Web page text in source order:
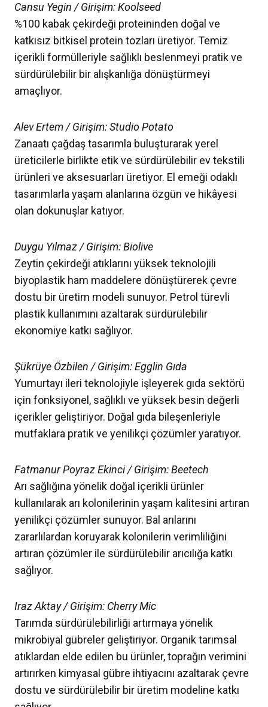
Cansu Yegin / Girişim: Koolseed
%100 kabak çekirdeği proteininden doğal ve
katkısız bitkisel protein tozları üretiyor. Temiz
içerikli formülleriyle sağlıklı beslenmeyi pratik ve
sürdürülebilir bir alışkanlığa dönüştürmeyi
amaçlıyor.
Alev Ertem / Girişim: Studio Potato
Zanaatı çağdaş tasarımla buluşturarak yerel
üreticilerle birlikte etik ve sürdürülebilir ev tekstili
ürünleri ve aksesuarları üretiyor. El emeği odaklı
tasarımlarla yaşam alanlarına özgün ve hikâyesi
olan dokunuşlar katıyor.
Duygu Yılmaz / Girişim: Biolive
Zeytin çekirdeği atıklarını yüksek teknolojili
biyoplastik ham maddelere dönüştürerek çevre
dostu bir üretim modeli sunuyor. Petrol türevli
plastik kullanımını azaltarak sürdürülebilir
ekonomiye katkı sağlıyor.
Şükrüye Özbilen / Girişim: Egglin Gıda
Yumurtayı ileri teknolojiyle işleyerek gıda sektörü
için fonksiyonel, sağlıklı ve yüksek besin değerli
içerikler geliştiriyor. Doğal gıda bileşenleriyle
mutfaklara pratik ve yenilikçi çözümler yaratıyor.
Fatmanur Poyraz Ekinci / Girişim: Beetech
Arı sağlığına yönelik doğal içerikli ürünler
kullanılarak arı kolonilerinin yaşam kalitesini artıran
yenilikçi çözümler sunuyor. Bal arılarını
zararlılardan koruyarak kolonilerin verimliliğini
artıran çözümler ile sürdürülebilir arıcılığa katkı
sağlıyor.
Iraz Aktay / Girişim: Cherry Mic
Tarımda sürdürülebilirliği artırmaya yönelik
mikrobiyal gübreler geliştiriyor. Organik tarımsal
atıklardan elde edilen bu ürünler, toprağın verimini
artırırken kimyasal gübre ihtiyacını azaltarak çevre
dostu ve sürdürülebilir bir üretim modeline katkı